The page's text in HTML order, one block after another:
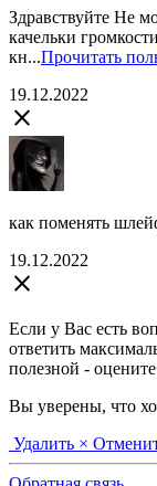
Здравствуйте Не
качельки
кн...Прочитать
19.12.2022
close
как поменять
19.12.2022
close
Если у Вас есть
ответить
полезной -
Вы уверены, что
Удалить ×